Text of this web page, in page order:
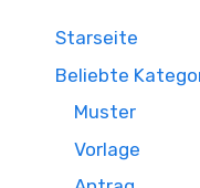
Starseite
Beliebte
Muster
Vorlage